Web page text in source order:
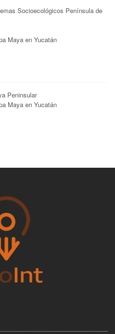
Socioecológicos Península de
Maya en Yucatán
Peninsular
Maya en Yucatán